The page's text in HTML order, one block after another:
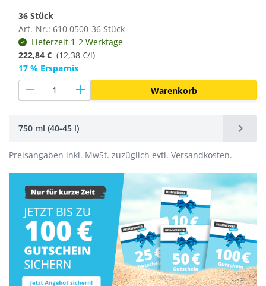
36 Stück
Art.-Nr.: 610 0500-36 Stück
Lieferzeit 1-2 Werktage
222,84 € (12,38 €/l)
17 % Ersparnis
remove add Warenkorb
750 ml (40-45 l)
Preisangaben inkl. MwSt. zuzüglich evtl. Versandkosten.